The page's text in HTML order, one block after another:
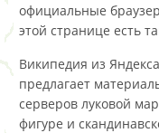
официальные
этой странице есть
Википедия из
предлагает
серверов луковой
фигуре и